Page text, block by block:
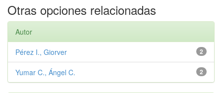
Otras opciones relacionadas
Autor
2
Pérez I., Giorver
2
Yumar C., Ángel C.